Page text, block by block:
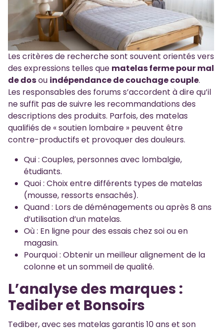
Les critères de recherche sont souvent orientés vers
des expressions telles que matelas ferme pour mal
de dosou indépendance de couchage couple.
Les responsables des forums s’accordent à dire qu’il
ne suffit pas de suivre les recommandations des
descriptions des produits. Parfois, des matelas
qualifiés de « soutien lombaire » peuvent être
contre-productifs et provoquer des douleurs.
Qui : Couples, personnes avec lombalgie,
étudiants.
Quoi : Choix entre différents types de matelas
(mousse, ressorts ensachés).
Quand : Lors de déménagements ou après 8 ans
d’utilisation d’un matelas.
Où : En ligne pour des essais chez soi ou en
magasin.
Pourquoi : Obtenir un meilleur alignement de la
colonne et un sommeil de qualité.
L’analyse des marques :
Tediber et Bonsoirs
Tediber, avec ses matelas garantis 10 ans et son